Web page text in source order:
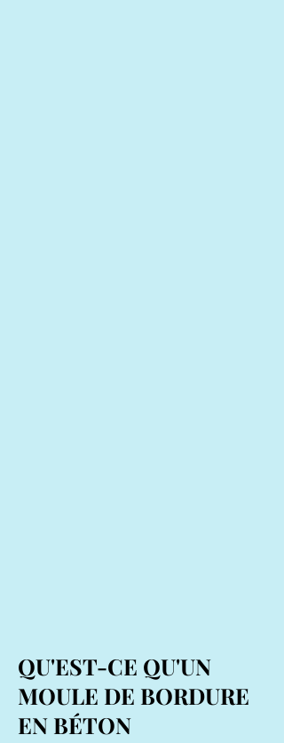
QU'EST-CE QU'UN
MOULE DE BORDURE
EN BÉTON